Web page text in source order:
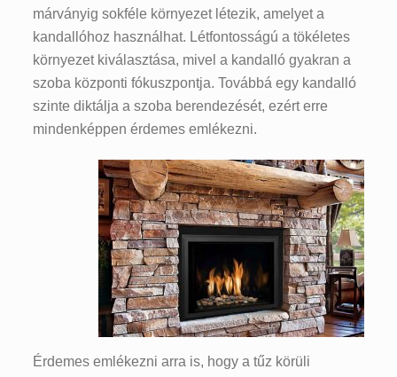
márványig sokféle környezet létezik, amelyet a
kandallóhoz használhat. Létfontosságú a tökéletes
környezet kiválasztása, mivel a kandalló gyakran a
szoba központi fókuszpontja. Továbbá egy kandalló
szinte diktálja a szoba berendezését, ezért erre
mindenképpen érdemes emlékezni.
Érdemes emlékezni arra is, hogy a tűz körüli